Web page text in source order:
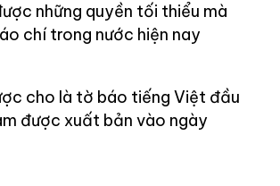
những quyền tối thiểu mà
chí trong nước hiện nay
cho là tờ báo tiếng Việt đầu
được xuất bản vào ngày